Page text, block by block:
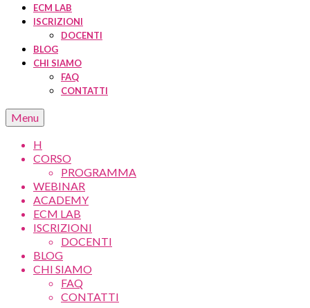
ECM LAB
ISCRIZIONI
DOCENTI
BLOG
CHI SIAMO
FAQ
CONTATTI
Menu
H
CORSO
PROGRAMMA
WEBINAR
ACADEMY
ECM LAB
ISCRIZIONI
DOCENTI
BLOG
CHI SIAMO
FAQ
CONTATTI